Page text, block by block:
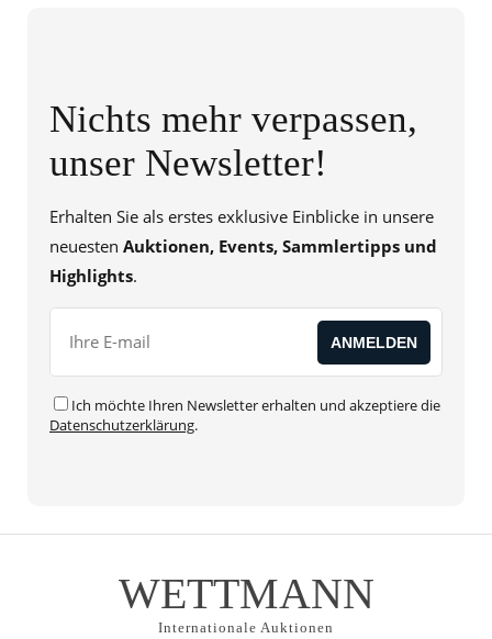
Nichts mehr verpassen,
unser Newsletter!
Erhalten Sie als erstes exklusive Einblicke in unsere
neuesten Auktionen, Events, Sammlertipps und
Highlights.
Ich möchte Ihren Newsletter erhalten und akzeptiere die
Datenschutzerklärung.
WETTMANN
Internationale Auktionen